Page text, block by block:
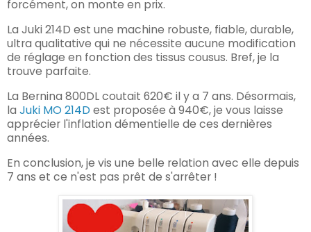
forcément, on monte en prix.
La Juki 214D est une machine robuste, fiable, durable,
ultra qualitative qui ne nécessite aucune modification
de réglage en fonction des tissus cousus. Bref, je la
trouve parfaite.
La Bernina 800DL coutait 620€ il y a 7 ans. Désormais,
la Juki MO 214Dest proposée à 940€, je vous laisse
apprécier l'inflation démentielle de ces dernières
années.
En conclusion, je vis une belle relation avec elle depuis
7 ans et ce n'est pas prêt de s'arrêter !